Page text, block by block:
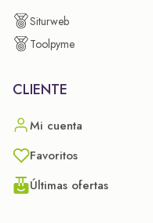
Siturweb
Toolpyme
CLIENTE
Mi cuenta
Favoritos
Últimas ofertas